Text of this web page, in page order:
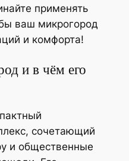
применять
ваш микрогород
и комфорта!
и в чём его
сочетающий
и общественные